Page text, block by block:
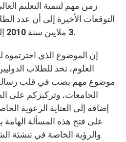
زمن مهم لتنمية التعليم
التوقعات الأخيرة إلى أن عدد
3 ملايين سنة 2010 إلى 7.2 مليون سنة 2025.
إن الموضوع الذي اخترتموه
العلوم، تحد للطلاب
موضوع مهم يصب في قلب رسالة
الجامعات. وتركيزكم على
إضافة إلى العناية الرعوية
على فتح هذه المسألة الهامة
والرؤية الخاصة في تنشئة